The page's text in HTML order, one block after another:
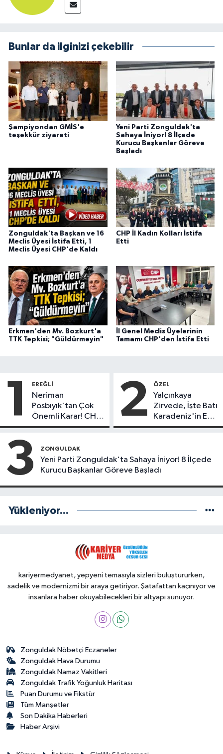
Bunlar da ilginizi çekebilir
Şampiyondan GMİS'e
teşekkür ziyareti
Yeni Parti Zonguldak'ta
Sahaya İniyor! 8 İlçede
Kurucu Başkanlar Göreve
Başladı
Zonguldak'ta Başkan ve 16
Meclis Üyesi İstifa Etti, 1
Meclis Üyesi CHP'de Kaldı
CHP İl Kadın Kolları İstifa
Etti
Erkmen'den Mv. Bozkurt'a
TTK Tepkisi; "Güldürmeyin"
İl Genel Meclis Üyelerinin
Tamamı CHP'den İstifa Etti
1 EREĞLI
Neriman
Posbıyık'tan Çok
Önemli Karar! CHP
mi Yeni Parti mi?
2 ÖZEL
Yalçınkaya
Zirvede, İşte Batı
Karadeniz'in En
Başarılı Belediye
3 ZONGULDAK
Yeni Parti Zonguldak'ta Sahaya İniyor! 8 İlçede
Kurucu Başkanlar Göreve Başladı
Yükleniyor...
kariyermedyanet, yepyeni temasıyla sizleri buluştururken,
sadelik ve modernizmi bir araya getiriyor. Şatafattan kaçınıyor ve
insanlara haber okuyabilecekleri bir altyapı sunuyor.
Zonguldak Nöbetçi Eczaneler
Zonguldak Hava Durumu
Zonguldak Namaz Vakitleri
Zonguldak Trafik Yoğunluk Haritası
Puan Durumu ve Fikstür
Tüm Manşetler
Son Dakika Haberleri
Haber Arşivi